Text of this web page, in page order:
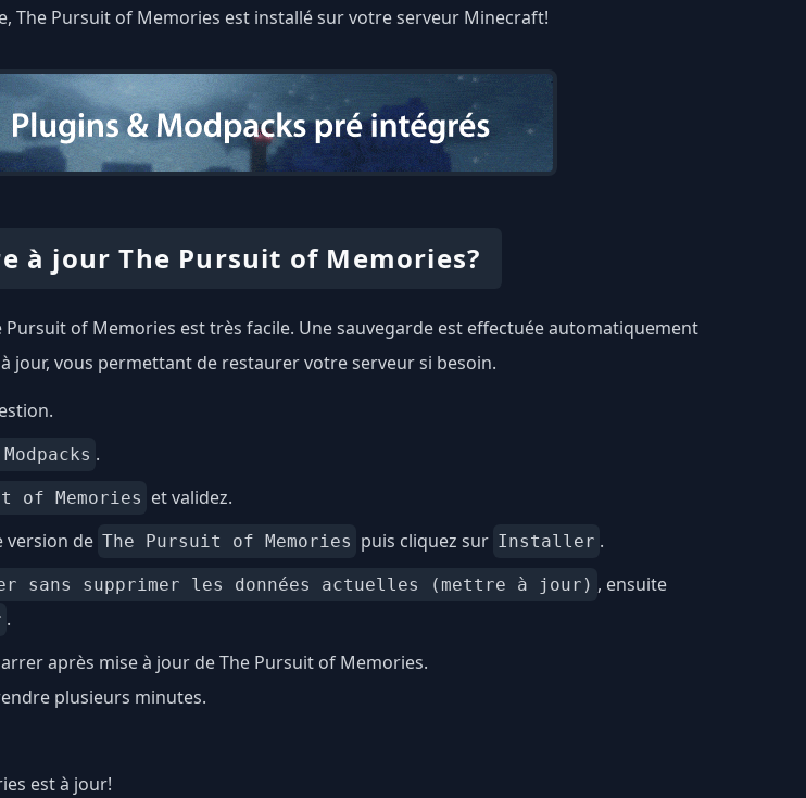
The Pursuit of Memories est installé sur votre serveur Minecraft!
à jour The Pursuit of Memories?
Pursuit of Memories est très facile. Une sauvegarde est effectuée automatiquement
jour, vous permettant de restaurer votre serveur si besoin.
.
of Memories et validez.
version de The Pursuit of Memories puis cliquez sur Installer .
sans supprimer les données actuelles (mettre à jour) , ensuite
.
après mise à jour de The Pursuit of Memories.
plusieurs minutes.
est à jour!